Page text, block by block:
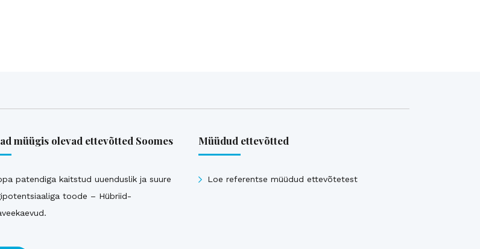
müügis olevad ettevõtted Soomes
patendiga kaitstud uuenduslik ja suure
toode – Hübriid-
Müüdud ettevõtted
Loe referentse müüdud ettevõtetest